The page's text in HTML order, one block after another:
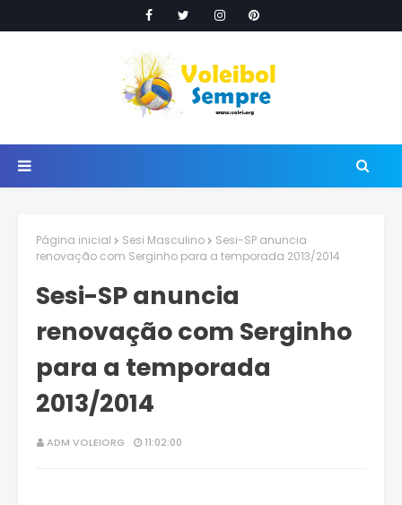
Página inicial Sesi Masculino
Sesi-SP anuncia
renovação com Serginho para a temporada 2013/2014
Sesi-SP anuncia
renovação com Serginho
para a temporada
2013/2014
ADM VOLEIORG 11:02:00